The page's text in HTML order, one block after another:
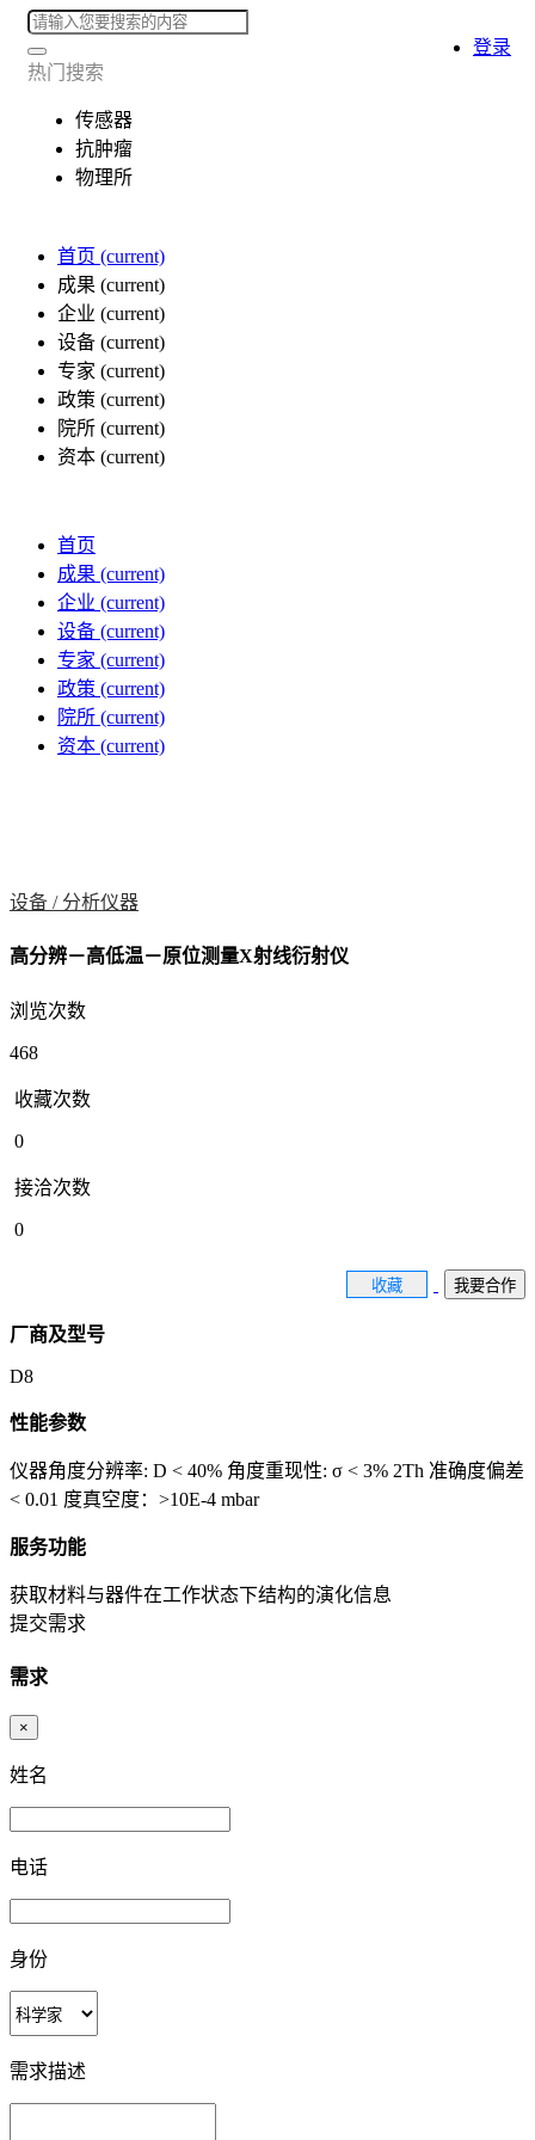
热门搜索
传感器
抗肿瘤
物理所
首页 (current)
成果 (current)
企业 (current)
设备 (current)
专家 (current)
政策 (current)
院所 (current)
资本 (current)
登录
首页
成果 (current)
企业 (current)
设备 (current)
专家 (current)
政策 (current)
院所 (current)
资本 (current)
设备 / 分析仪器
高分辨－高低温－原位测量X射线衍射仪
浏览次数
468
收藏次数
0
接洽次数
0
收藏 我要合作
厂商及型号
D8
性能参数
仪器角度分辨率: D < 40% 角度重现性: σ < 3% 2Th 准确度偏差
< 0.01 度真空度：>10E-4 mbar
服务功能
获取材料与器件在工作状态下结构的演化信息
提交需求
需求
×
姓名
电话
身份
需求描述